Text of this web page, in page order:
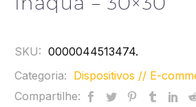
SKU: 0000044513474.
Categoria: Dispositivos // E-
Compartilhe: